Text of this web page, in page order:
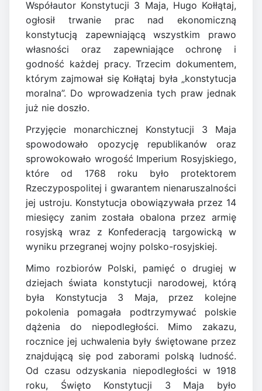
Współautor Konstytucji 3 Maja, Hugo Kołłątaj,
ogłosił trwanie prac nad ekonomiczną
konstytucją zapewniającą wszystkim prawo
własności oraz zapewniające ochronę i
godność każdej pracy. Trzecim dokumentem,
którym zajmował się Kołłątaj była „konstytucja
moralna”. Do wprowadzenia tych praw jednak
już nie doszło.
Przyjęcie monarchicznej Konstytucji 3 Maja
spowodowało opozycję republikanów oraz
sprowokowało wrogość Imperium Rosyjskiego,
które od 1768 roku było protektorem
Rzeczypospolitej i gwarantem nienaruszalności
jej ustroju. Konstytucja obowiązywała przez 14
miesięcy zanim została obalona przez armię
rosyjską wraz z Konfederacją targowicką w
wyniku przegranej wojny polsko-rosyjskiej.
Mimo rozbiorów Polski, pamięć o drugiej w
dziejach świata konstytucji narodowej, którą
była Konstytucja 3 Maja, przez kolejne
pokolenia pomagała podtrzymywać polskie
dążenia do niepodległości. Mimo zakazu,
rocznice jej uchwalenia były świętowane przez
znajdującą się pod zaborami polską ludność.
Od czasu odzyskania niepodległości w 1918
roku, Święto Konstytucji 3 Maja było